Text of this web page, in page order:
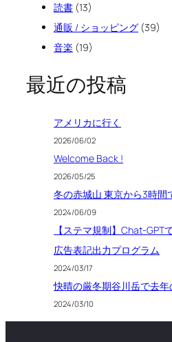
読書 (13)
通販 / ショッピング (39)
音楽 (19)
最近の投稿
アメリカに行く
2026/06/02
Welcome Back !
2026/05/25
冬の赤城山 東京から3時間
2024/06/09
【ステマ規制】Chat-GPT
広告表記出力プログラム
2024/03/17
快晴の厳冬期谷川岳で去
2024/03/10